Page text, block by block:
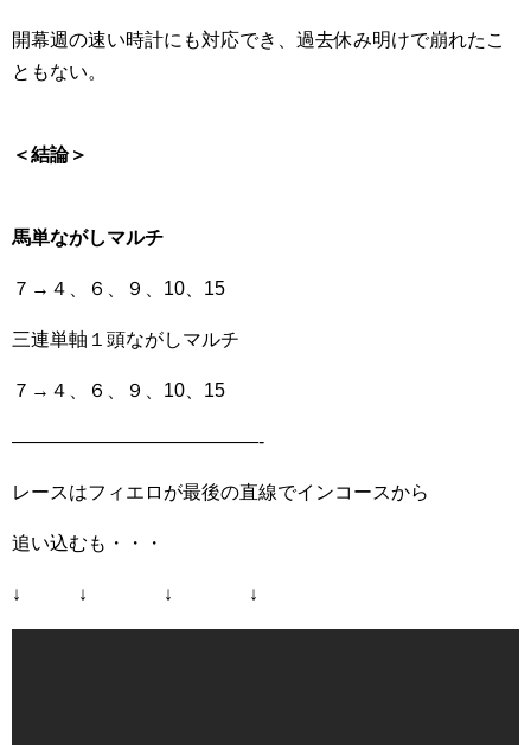
開幕週の速い時計にも対応でき、過去休み明けで崩れたこ
ともない。
＜結論＞
馬単ながしマルチ
７→４、６、９、10、15
三連単軸１頭ながしマルチ
７→４、６、９、10、15
—————————————-
レースはフィエロが最後の直線でインコースから
追い込むも・・・
↓ ↓ ↓ ↓